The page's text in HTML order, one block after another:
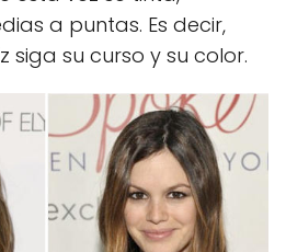
a puntas. Es decir,
siga su curso y su color.